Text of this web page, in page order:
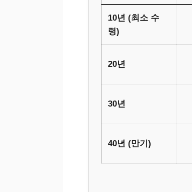
10년 (최소 수
령)
20년
30년
40년 (만기)